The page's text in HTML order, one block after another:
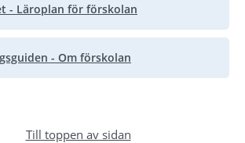
- Läroplan för förskolan
öppnas i nytt fönster.
- Om förskolan
öppnas i nytt fönster.
Till toppen av sidan